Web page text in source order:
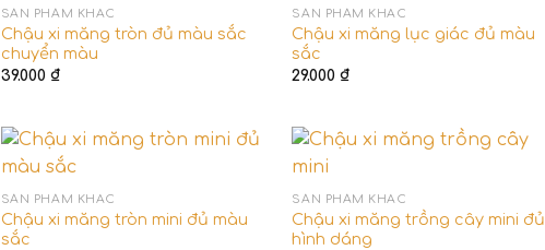
SẢN PHẨM KHÁC
Chậu xi măng tròn đủ màu sắc
chuyển màu
39.000 ₫
SẢN PHẨM KHÁC
Chậu xi măng lục giác đủ màu
sắc
29.000₫
SẢN PHẨM KHÁC
Chậu xi măng tròn mini đủ màu
sắc
SẢN PHẨM KHÁC
Chậu xi măng trồng cây mini đủ
hình dáng